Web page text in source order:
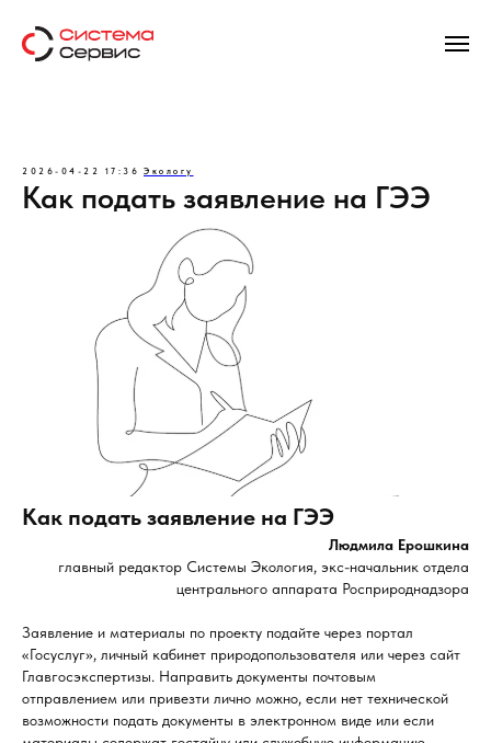
2026-04-22 17:36 Экологу
Как подать заявление на ГЭЭ
Как подать заявление на ГЭЭ
Людмила Ерошкина
главный редактор Системы Экология, экс-начальник отдела
центрального аппарата Росприроднадзора
Заявление и материалы по проекту подайте через портал
«Госуслуг», личный кабинет природопользователя или через сайт
Главгосэкспертизы. Направить документы почтовым
отправлением или привезти лично можно, если нет технической
возможности подать документы в электронном виде или если